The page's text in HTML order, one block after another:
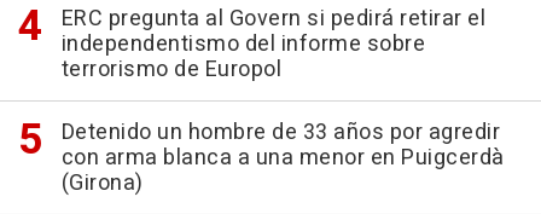
ERC pregunta al Govern si pedirá retirar el
independentismo del informe sobre
terrorismo de Europol
Detenido un hombre de 33 años por agredir
con arma blanca a una menor en Puigcerdà
(Girona)